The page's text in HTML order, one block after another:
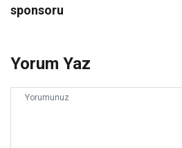
sponsoru
Yorum Yaz